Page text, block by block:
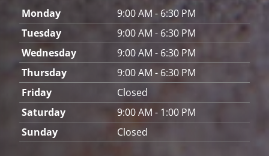
Monday
9:00 AM - 6:30 PM
Tuesday
9:00 AM - 6:30 PM
Wednesday
9:00 AM - 6:30 PM
Thursday
9:00 AM - 6:30 PM
Friday
Closed
Saturday
9:00 AM - 1:00 PM
Sunday
Closed